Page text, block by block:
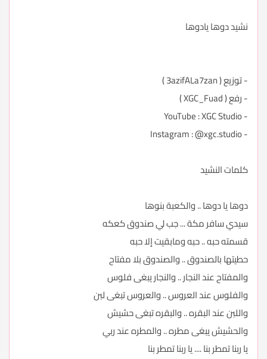
نشيد دوها يادوها
- توزيع ( 3azifALa7zan )
- رفع ( XGC_Fuad )
- YouTube : XGC Studio
- Instagram : @xgc.studio
كلمات النشيد
دوها يا دوها .. والكعبة بنوها
سيدي سافر مكة ... جب لي صندوق كعكه
قسمته حبه .. حبه ومابقيت إلا حبه
حطيتها بالصندوق .. والصندوق بلا مفتاح
والمفتاح عند النجار .. والنجار يبغى فلوس
والفلوس عند العروس .. والعروس تبغى لبن
واللبن عند البقره .. والبقره تبغى حشيش
والحشيش يبغى مطره .. والمطره عند ربي
يا ربنا تمطر بنا .... يا ربنا تمطر بنا